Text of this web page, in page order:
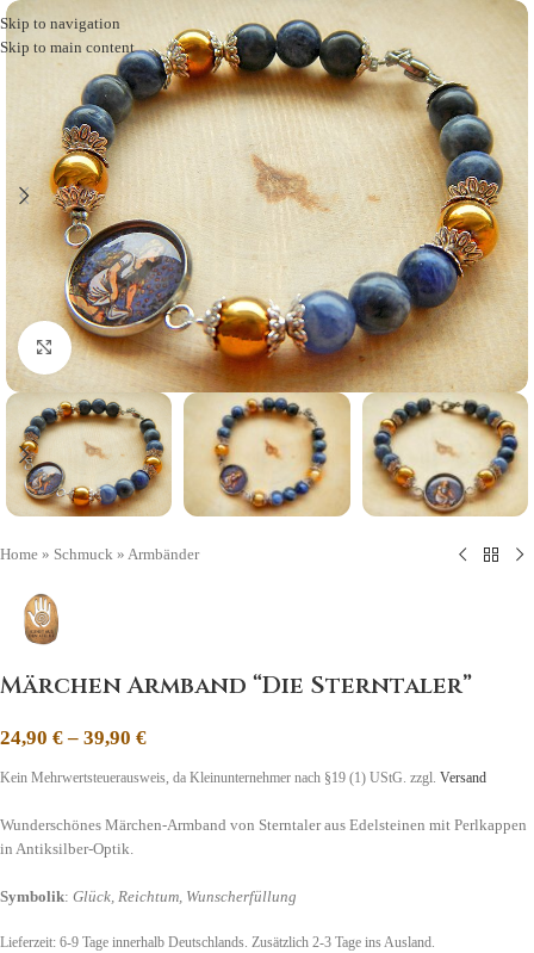
Skip to navigation
Skip to main content
Click to enlarge
Home » Schmuck » Armbänder
Märchen Armband “Die Sterntaler”
24,90 €– 39,90 €
Kein Mehrwertsteuerausweis, da Kleinunternehmer nach §19 (1) UStG. zzgl. Versand
Wunderschönes Märchen-Armband von Sterntaler aus Edelsteinen mit Perlkappen
in Antiksilber-Optik.
Symbolik: Glück, Reichtum, Wunscherfüllung
Lieferzeit: 6-9 Tage innerhalb Deutschlands. Zusätzlich 2-3 Tage ins Ausland.